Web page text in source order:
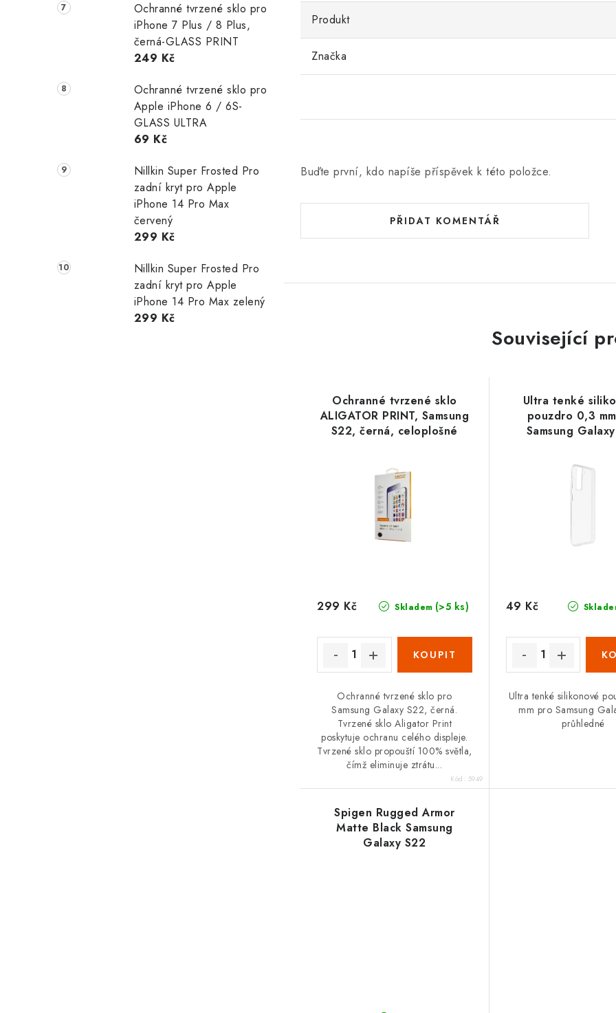
Ochranné tvrzené sklo pro
iPhone 7 Plus / 8 Plus,
černá-GLASS PRINT
249 Kč
Ochranné tvrzené sklo pro
Apple iPhone 6 / 6S-
GLASS ULTRA
69 Kč
Nillkin Super Frosted Pro
zadní kryt pro Apple
iPhone 14 Pro Max
červený
299 Kč
Nillkin Super Frosted Pro
zadní kryt pro Apple
iPhone 14 Pro Max zelený
299 Kč
Produkt
Značka
Buďte první, kdo napíše příspěvek k této položce.
PŘIDAT KOMENTÁŘ
Související
Ochranné tvrzené sklo
ALIGATOR PRINT, Samsung
S22, černá, celoplošné
Skladem (>5 ks)
299 Kč
Ochranné tvrzené sklo pro
Samsung Galaxy S22, černá.
Tvrzené sklo Aligator Print
poskytuje ochranu celého displeje.
Tvrzené sklo propouští 100% světla,
čímž eliminuje ztrátu...
Kód: 5949
Ultra tenké
pouzdro 0,3
Samsung
49 Kč
Ultra tenké silikonové
mm pro Samsung
průhledné
Spigen Rugged Armor
Matte Black Samsung
Galaxy S22